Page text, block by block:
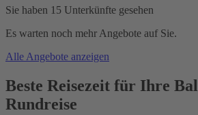
Sie haben 15 Unterkünfte gesehen
Es warten noch mehr Angebote auf Sie.
Alle Angebote anzeigen
Beste Reisezeit für Ihre
Rundreise